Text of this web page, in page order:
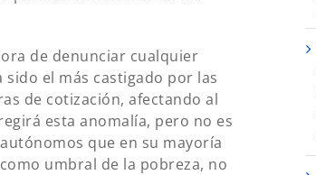
de denunciar cualquier
el más castigado por las
de cotización, afectando al
esta anomalía, pero no es
que en su mayoría
umbral de la pobreza, no